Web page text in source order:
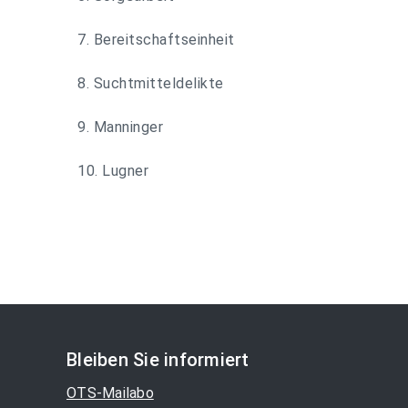
7. Bereitschaftseinheit
8. Suchtmitteldelikte
9. Manninger
10. Lugner
Bleiben Sie informiert
OTS-Mailabo